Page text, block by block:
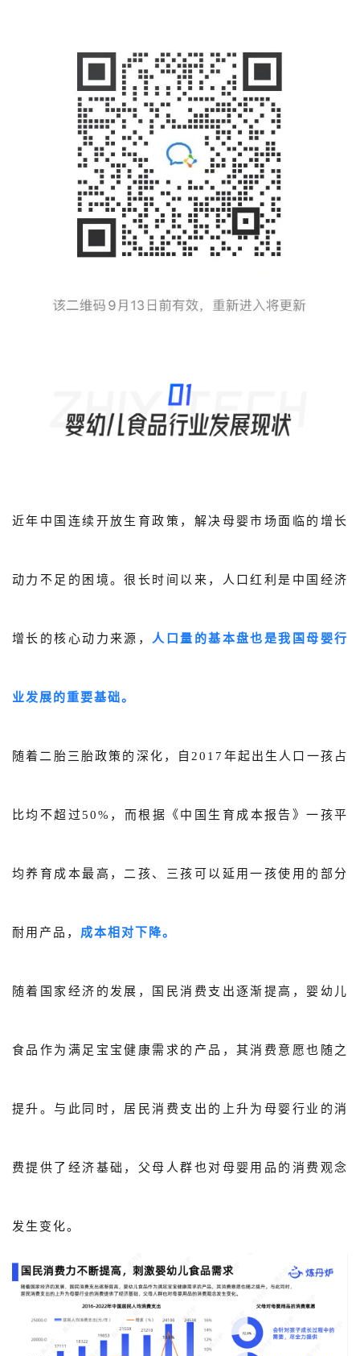
近年中国连续开放生育政策，解决母婴市场面临的增长
动力不足的困境。很长时间以来，人口红利是中国经济
增长的核心动力来源，人口量的基本盘也是我国母婴行
业发展的重要基础。
随着二胎三胎政策的深化，自2017年起出生人口一孩占
比均不超过50%，而根据《中国生育成本报告》一孩平
均养育成本最高，二孩、三孩可以延用一孩使用的部分
耐用产品， 成本相对下降。
随着国家经济的发展，国民消费支出逐渐提高，婴幼儿
食品作为满足宝宝健康需求的产品，其消费意愿也随之
提升。与此同时，居民消费支出的上升为母婴行业的消
费提供了经济基础，父母人群也对母婴用品的消费观念
发生变化。